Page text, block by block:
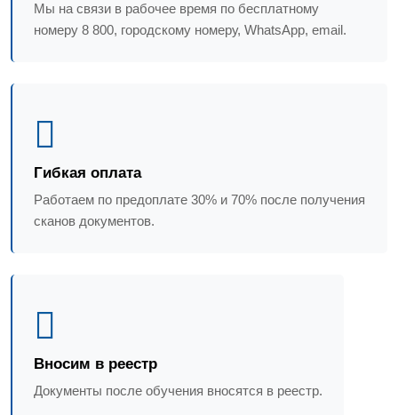
Мы на связи в рабочее время по бесплатному
номеру 8 800, городскому номеру, WhatsApp, email.
Гибкая оплата
Работаем по предоплате 30% и 70% после получения
сканов документов.
Вносим в реестр
Документы после обучения вносятся в реестр.